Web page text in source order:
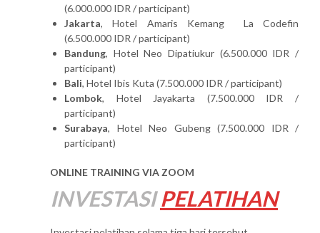
(6.000.000 IDR / participant)
Jakarta, Hotel Amaris Kemang La Codefin
(6.500.000 IDR / participant)
Bandung, Hotel Neo Dipatiukur (6.500.000 IDR /
participant)
Bali, Hotel Ibis Kuta (7.500.000 IDR / participant)
Lombok, Hotel Jayakarta (7.500.000 IDR /
participant)
Surabaya, Hotel Neo Gubeng (7.500.000 IDR /
participant)
ONLINE TRAINING VIA ZOOM
INVESTASI PELATIHAN